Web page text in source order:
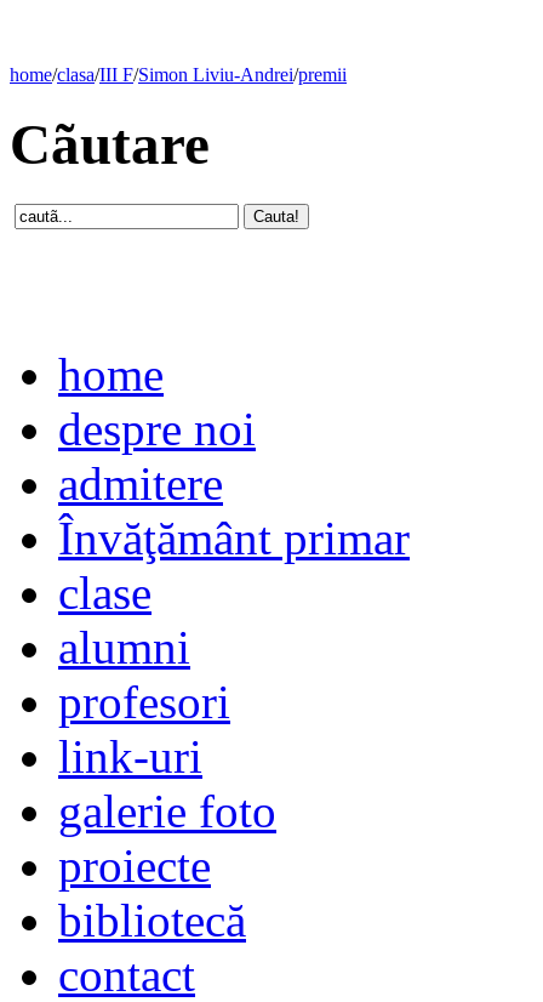
home/clasa/III F/Simon Liviu-Andrei/premii
Cãutare
home
despre noi
admitere
Învăţământ primar
clase
alumni
profesori
link-uri
galerie foto
proiecte
bibliotecă
contact